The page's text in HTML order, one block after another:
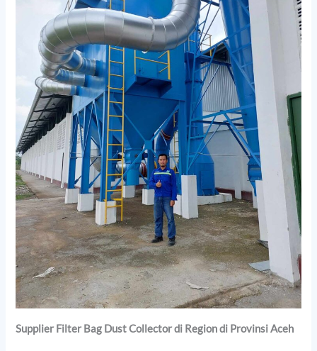
Supplier Filter Bag Dust Collector di Region di Provinsi Aceh